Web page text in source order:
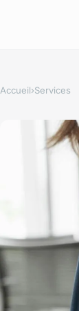
Accueil›Services